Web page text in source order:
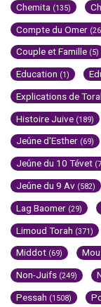
Chemita (135)
Compte du Omer
Couple et Famille (5)
Education (1)
Explications de
Histoire Juive (189)
Jeûne d'Esther (69)
Jeûne du 10 Tévet
Jeûne du 9 Av (582)
Lag Baomer (29)
Limoud Torah (371)
Middot (69)
Non-Juifs (249)
Pessah (1508)